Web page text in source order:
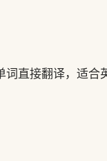
词直接翻译，适合